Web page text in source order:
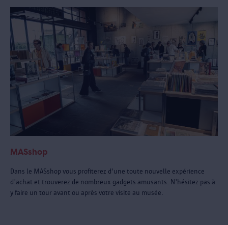
MASshop
Dans le MASshop vous profiterez d'une toute nouvelle expérience
d'achat et trouverez de nombreux gadgets amusants. N'hésitez pas à
y faire un tour avant ou après votre visite au musée.